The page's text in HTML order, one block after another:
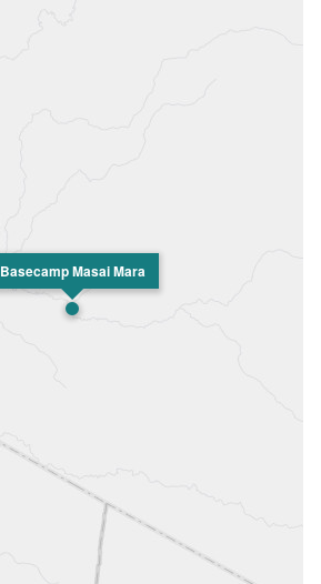
Basecamp Masai Mara